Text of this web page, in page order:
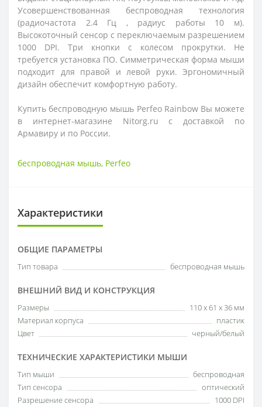
Усовершенствованная беспроводная технология
(радиочастота 2.4 Гц , радиус работы 10 м).
Высокоточный сенсор с переключаемым разрешением
1000 DPI. Три кнопки с колесом прокрутки. Не
требуется установка ПО. Симметрическая форма мыши
подходит для правой и левой руки. Эргономичный
дизайн обеспечит комфортную работу.
Купить беспроводную мышь Perfeo Rainbow Вы можете
в интернет-магазине Nitorg.ru с доставкой по
Армавиру и по России.
беспроводная мышь, Perfeo
Характеристики
ОБЩИЕ ПАРАМЕТРЫ
Тип товара беспроводная мышь
ВНЕШНИЙ ВИД И КОНСТРУКЦИЯ
Размеры
110 х 61 х 36 мм
Материал корпуса
пластик
Цвет
черный/белый
ТЕХНИЧЕСКИЕ ХАРАКТЕРИСТИКИ МЫШИ
Тип мыши
беспроводная
Тип сенсора
оптический
Разрешение сенсора
1000 DPI